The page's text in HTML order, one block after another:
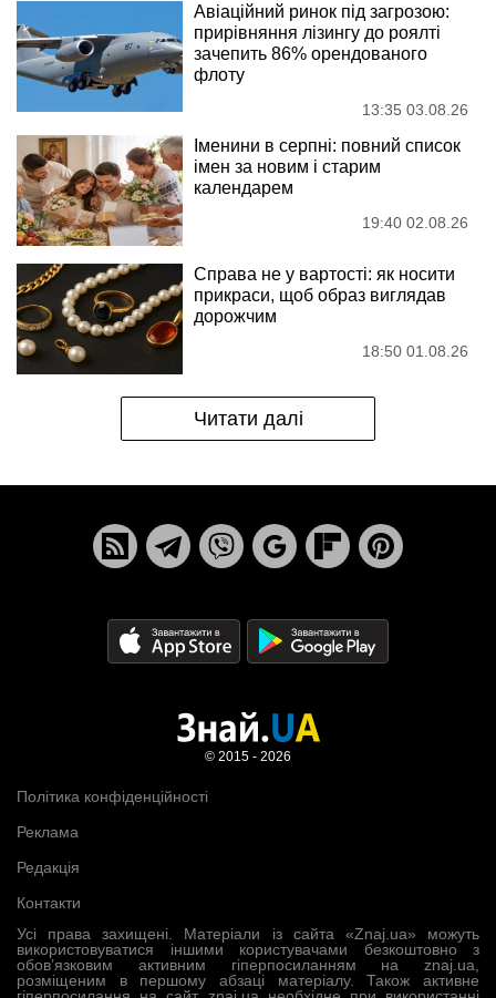
Авіаційний ринок під загрозою:
прирівняння лізингу до роялті
зачепить 86% орендованого
флоту
13:35 03.08.26
Іменини в серпні: повний список
імен за новим і старим
календарем
19:40 02.08.26
Справа не у вартості: як носити
прикраси, щоб образ виглядав
дорожчим
18:50 01.08.26
Читати далі
Усі права захищені. Матеріали із сайта «Znaj.ua» можуть
використовуватися іншими користувачами безкоштовно з
обов’язковим активним гіперпосиланням на znaj.ua,
розміщеним в першому абзаці матеріалу. Також активне
Політика конфіденційності
Реклама
Редакція
Контакти
© 2015 - 2026